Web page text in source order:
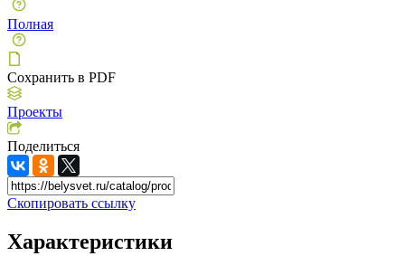
Полная
Сохранить в PDF
Проекты
Поделиться
Скопировать ссылку
Характеристики